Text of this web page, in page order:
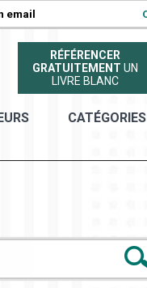
RÉFÉRENCER
GRATUITEMENT UN
LIVRE BLANC
CATÉGORIES